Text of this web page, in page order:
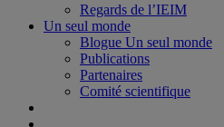
Regards de l’IEIM
Un seul monde
Blogue Un seul monde
Publications
Partenaires
Comité scientifique